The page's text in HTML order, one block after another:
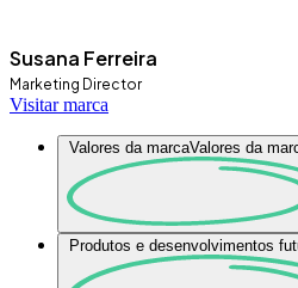
Susana Ferreira
Marketing Director
Visitar marca
Valores da marcaValores da
Produtos e desenvolvimentos